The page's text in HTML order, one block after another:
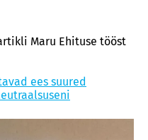
Maru Ehituse tööst
ees suured